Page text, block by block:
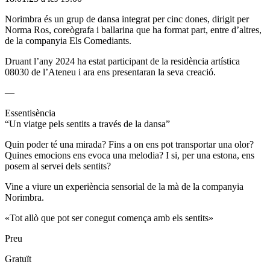
Norimbra és un grup de dansa integrat per cinc dones, dirigit per
Norma Ros, coreògrafa i ballarina que ha format part, entre d’altres,
de la companyia Els Comediants.
Druant l’any 2024 ha estat participant de la residència artística
08030 de l’Ateneu i ara ens presentaran la seva creació.
—
Essentisència
“Un viatge pels sentits a través de la dansa”
Quin poder té una mirada? Fins a on ens pot transportar una olor?
Quines emocions ens evoca una melodia? I si, per una estona, ens
posem al servei dels sentits?
Vine a viure un experiència sensorial de la mà de la companyia
Norimbra.
«Tot allò que pot ser conegut comença amb els sentits»
Preu
Gratuït